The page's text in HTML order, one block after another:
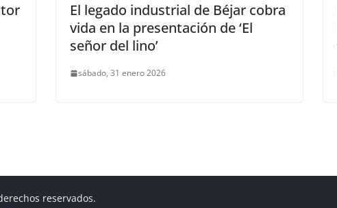
El legado industrial de Béjar cobra
vida en la presentación de ‘El
señor del lino’
sábado, 31 enero 2026
reservados.